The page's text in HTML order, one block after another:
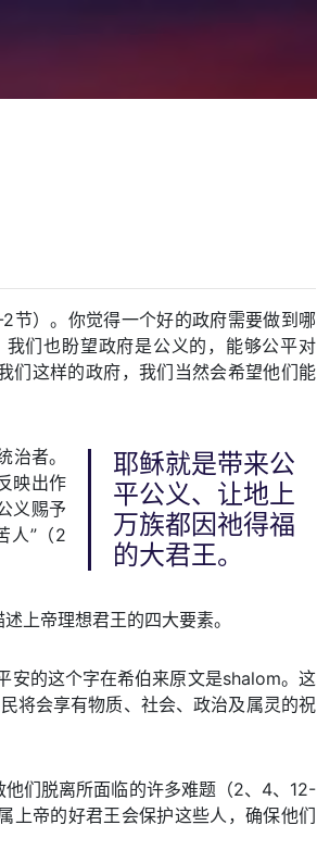
节）。你觉得一个好的政府需要做到哪
们也盼望政府是公义的，能够公平对
们这样的政府，我们当然会希望他们能
耶稣就是带来公
平公义、让地上
万族都因祂得福
的大君王。
者。
映出作
义赐予
人”（2
上帝理想君王的四大要素。
安的这个字在希伯来原文是shalom。这
将会享有物质、社会、政治及属灵的祝
们脱离所面临的许多难题（2、4、12-
上帝的好君王会保护这些人，确保他们